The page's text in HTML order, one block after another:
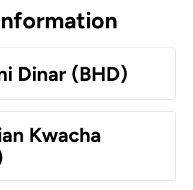
Dinar (BHD)
Kwacha